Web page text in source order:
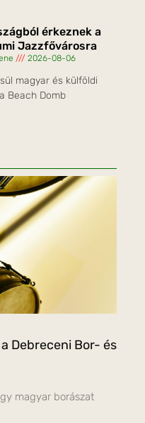
érkeznek a
Jazzfővárosra
2026-08-06
magyar és külföldi
Beach Domb
Debreceni Bor- és
magyar borászat